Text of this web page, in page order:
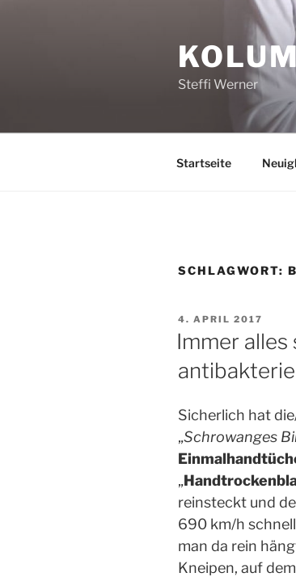
Steffi Werner
Startseite
SCHLAGWORT:
VERÖFFENTLICHT
AM
4. APRIL 2017
Immer alles
Sicherlich hat
„Schrowanges
„
reinsteckt und
690 km/h
man da rein
Kneipen, auf